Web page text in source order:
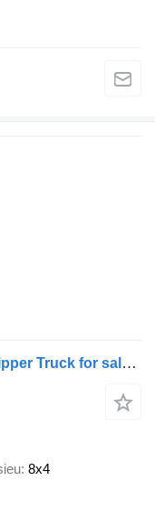
Sinotruk Howo 6x4 371ho Dump Tipper Truck for sale in Togo
8x4